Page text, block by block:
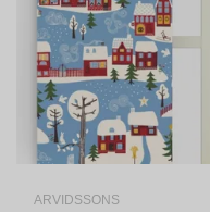
ARVIDSSONS